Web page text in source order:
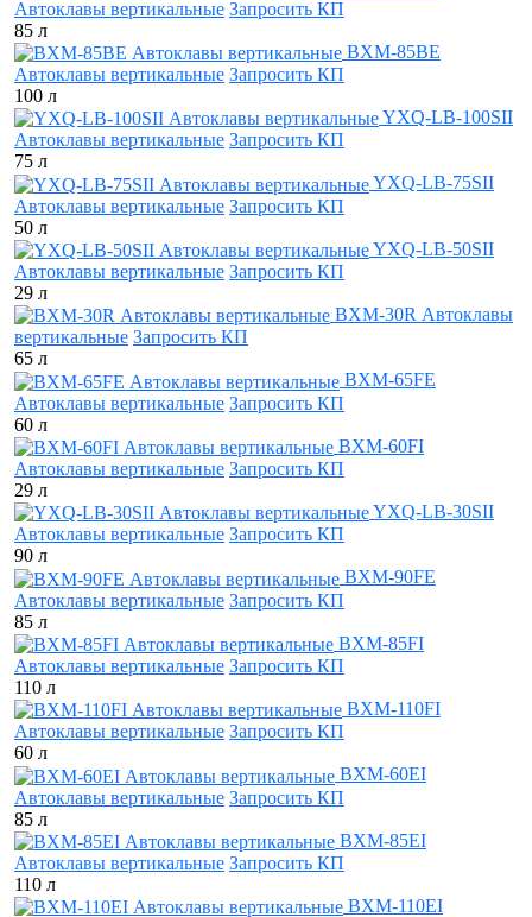
Автоклавы вертикальные Запросить КП
85 л
BXM-85BE
Автоклавы вертикальные Запросить КП
100 л
YXQ-LB-100SII
Автоклавы вертикальные Запросить КП
75 л
YXQ-LB-75SII
Автоклавы вертикальные Запросить КП
50 л
YXQ-LB-50SII
Автоклавы вертикальные Запросить КП
29 л
BXM-30R Автоклавы
вертикальные Запросить КП
65 л
BXM-65FE
Автоклавы вертикальные Запросить КП
60 л
BXM-60FI
Автоклавы вертикальные Запросить КП
29 л
YXQ-LB-30SII
Автоклавы вертикальные Запросить КП
90 л
BXM-90FE
Автоклавы вертикальные Запросить КП
85 л
BXM-85FI
Автоклавы вертикальные Запросить КП
110 л
BXM-110FI
Автоклавы вертикальные Запросить КП
60 л
BXM-60EI
Автоклавы вертикальные Запросить КП
85 л
BXM-85EI
Автоклавы вертикальные Запросить КП
110 л
BXM-110EI